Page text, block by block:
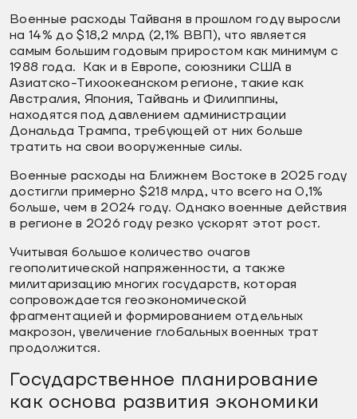
Военные расходы Тайваня в прошлом году выросли
на 14% до $18,2 млрд (2,1% ВВП), что является
самым большим годовым приростом как минимум с
1988 года. Как и в Европе, союзники США в
Азиатско-Тихоокеанском регионе, такие как
Австралия, Япония, Тайвань и Филиппины,
находятся под давлением администрации
Дональда Трампа, требующей от них больше
тратить на свои вооруженные силы.
Военные расходы на Ближнем Востоке в 2025 году
достигли примерно $218 млрд, что всего на 0,1%
больше, чем в 2024 году. Однако военные действия
в регионе в 2026 году резко ускорят этот рост.
Учитывая большое количество очагов
геополитической напряженности, а также
милитаризацию многих государств, которая
сопровождается геоэкономической
фрагментацией и формированием отдельных
макрозон, увеличение глобальных военных трат
продолжится.
Государственное планирование
как основа развития экономики